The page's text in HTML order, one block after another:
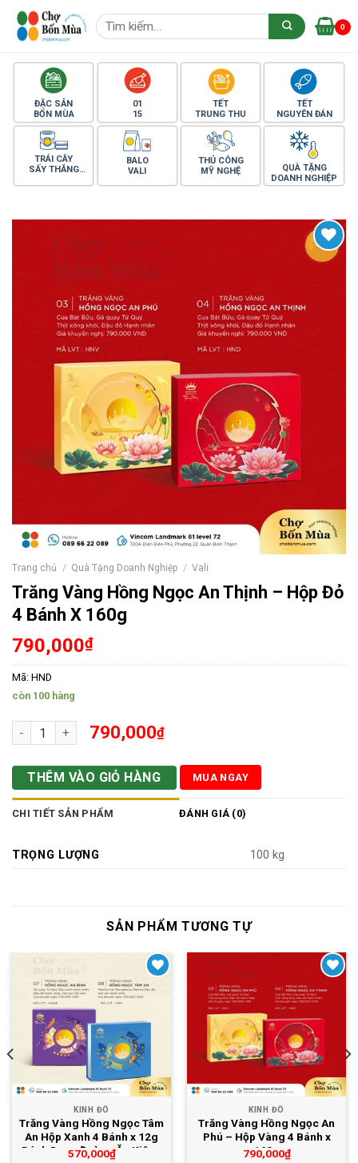
Skip
Tìm
kiếm:
0
ĐẶC SẢN
BỐN MÙA
01
15
TẾT
TRUNG THU
TẾT
NGUYÊN ĐÁN
TRÁI CÂY
SẤY THĂNG
BALO
VALI
THỦ CÔNG
MỸ NGHỆ
QUÀ TẶNG
DOANH NGHIỆP
Yêu thích
Trang chủ / Quà Tặng Doanh Nghiệp / Vali
Trăng Vàng Hồng Ngọc An Thịnh – Hộp Đỏ
4 Bánh X 160g
790,000₫
Mã: HND
còn 100 hàng
Trăng Vàng Hồng Ngọc An Thịnh - Hộp Đỏ 4 Bánh X 160g số
790,000₫
THÊM VÀO GIỎ HÀNG MUA NGAY
CHI TIẾT SẢN PHẨM ĐÁNH GIÁ (0)
TRỌNG LƯỢNG 100 kg
SẢN PHẨM TƯƠNG TỰ
Yêu thích
KINH ĐÔ
Trăng Vàng Hồng Ngọc Tâm
An Hộp Xanh 4 Bánh x 12g
Bánh Dung Đường Ăn Kiêng
570,000₫
Yêu thích
KINH ĐÔ
Trăng Vàng Hồng Ngọc An
Phú – Hộp Vàng 4 Bánh x
160g
790,000₫